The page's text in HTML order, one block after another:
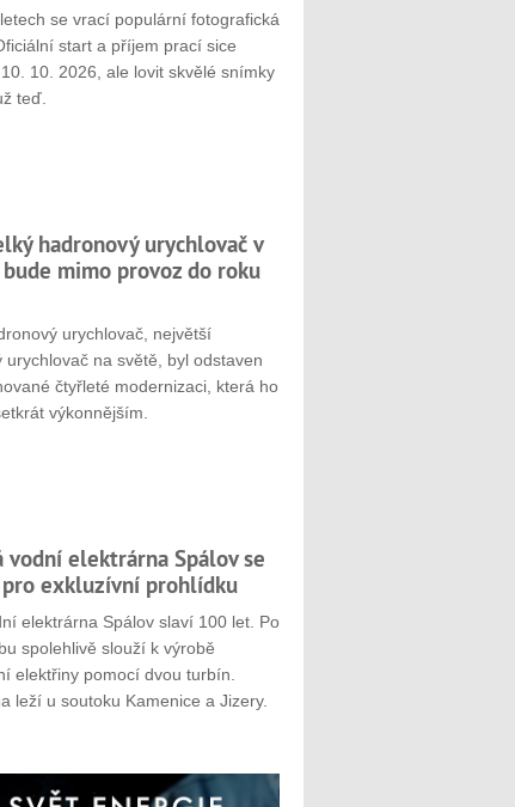
se vrací populární fotografická
start a příjem prací sice
10. 2026, ale lovit skvělé snímky
teď.
hadronový urychlovač v
bude mimo provoz do roku
urychlovač, největší
urychlovač na světě, byl odstaven
čtyřleté modernizaci, která ho
výkonnějším.
vodní elektrárna Spálov se
exkluzívní prohlídku
elektrárna Spálov slaví 100 let. Po
spolehlivě slouží k výrobě
elektřiny pomocí dvou turbín.
leží u soutoku Kamenice a Jizery.